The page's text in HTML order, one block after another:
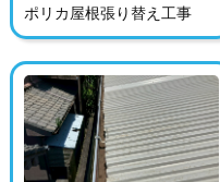
ポリカ屋根張り替え工事